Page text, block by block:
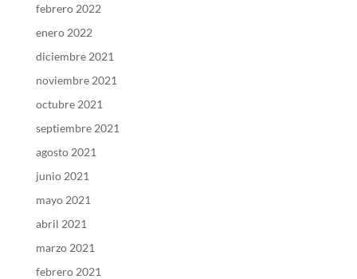
febrero 2022
enero 2022
diciembre 2021
noviembre 2021
octubre 2021
septiembre 2021
agosto 2021
junio 2021
mayo 2021
abril 2021
marzo 2021
febrero 2021